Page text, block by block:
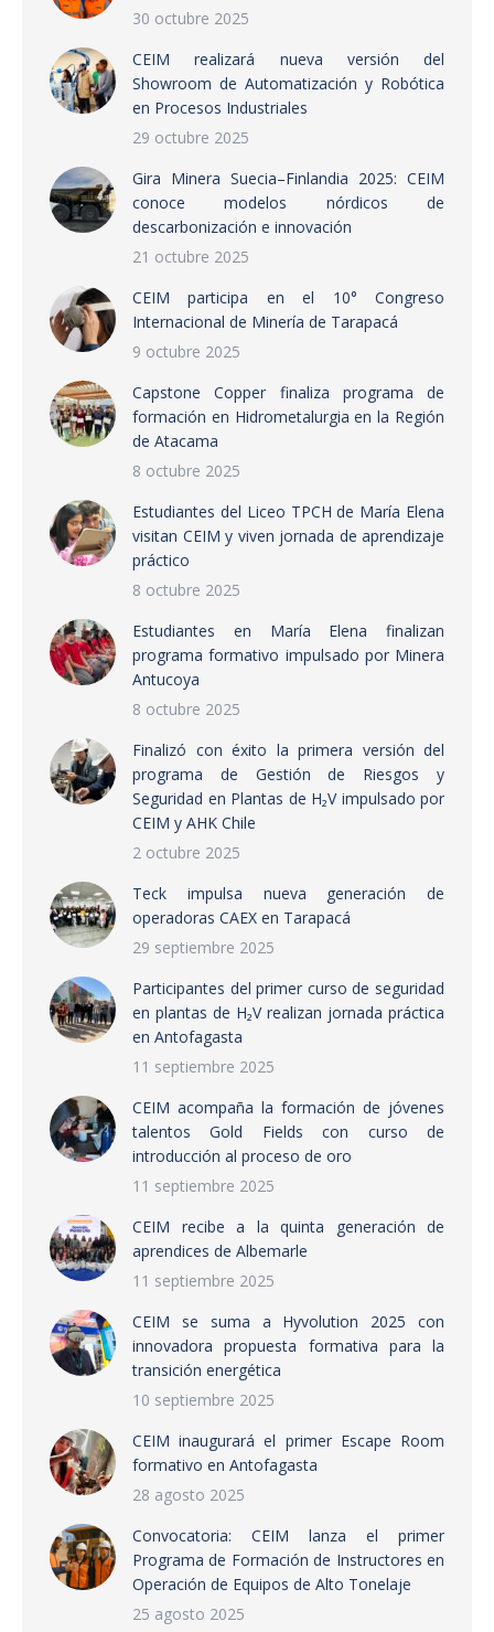
30 octubre 2025
CEIM realizará nueva versión del
Showroom de Automatización y Robótica
en Procesos Industriales
29 octubre 2025
Gira Minera Suecia–Finlandia 2025: CEIM
conoce modelos nórdicos de
descarbonización e innovación
21 octubre 2025
CEIM participa en el 10° Congreso
Internacional de Minería de Tarapacá
9 octubre 2025
Capstone Copper finaliza programa de
formación en Hidrometalurgia en la Región
de Atacama
8 octubre 2025
Estudiantes del Liceo TPCH de María Elena
visitan CEIM y viven jornada de aprendizaje
práctico
8 octubre 2025
Estudiantes en María Elena finalizan
programa formativo impulsado por Minera
Antucoya
8 octubre 2025
Finalizó con éxito la primera versión del
programa de Gestión de Riesgos y
Seguridad en Plantas de H₂V impulsado por
CEIM y AHK Chile
2 octubre 2025
Teck impulsa nueva generación de
operadoras CAEX en Tarapacá
29 septiembre 2025
Participantes del primer curso de seguridad
en plantas de H₂V realizan jornada práctica
en Antofagasta
11 septiembre 2025
CEIM acompaña la formación de jóvenes
talentos Gold Fields con curso de
introducción al proceso de oro
11 septiembre 2025
CEIM recibe a la quinta generación de
aprendices de Albemarle
11 septiembre 2025
CEIM se suma a Hyvolution 2025 con
innovadora propuesta formativa para la
transición energética
10 septiembre 2025
CEIM inaugurará el primer Escape Room
formativo en Antofagasta
28 agosto 2025
Convocatoria: CEIM lanza el primer
Programa de Formación de Instructores en
Operación de Equipos de Alto Tonelaje
25 agosto 2025